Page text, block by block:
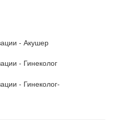
- Акушер
- Гинеколог
- Гинеколог-